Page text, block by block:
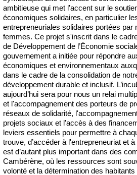
ambitieuse qui met l’accent sur le
économiques solidaires, en particulier
entrepreneuriales solidaires portées par
femmes. Ce projet s'inscrit dans le
de Développement de l’Économie
gouvernement a initiée pour répondre
économiques et environnementaux
dans le cadre de la consolidation de
développement durable et inclusif.
aujourd’hui sera pour nous un relai
et l'accompagnement des porteurs de
réseaux de solidarité,
projets sociaux et l’accès à des
leviers essentiels pour permettre à
trouve, d’accéder à l'entrepreneuriat et
est d’autant plus important dans des
Cambérène, où les ressources sont
volonté et la détermination des